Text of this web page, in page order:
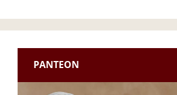
PANTEON